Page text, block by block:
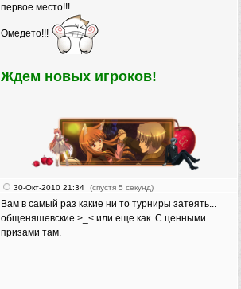
первое место!!!
Омедето!!!
Ждем новых игроков!
30-Окт-2010 21:34 (спустя 5 секунд)
Вам в самый раз какие ни то турниры затеять...
общеняшевские >_< или еще как. С ценными
призами там.